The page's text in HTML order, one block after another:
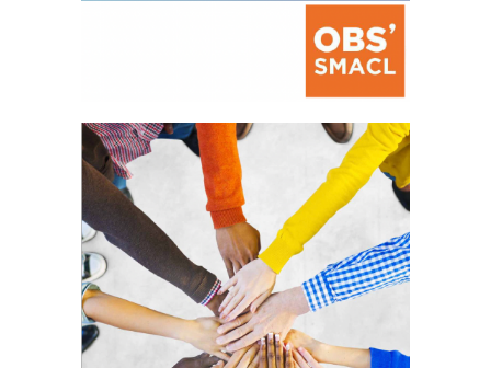
La prévention des conflits
d’intérêts
18 septembre 2023
FEUILLETER